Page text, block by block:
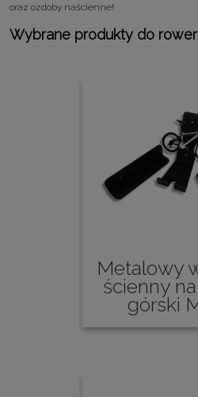
oraz ozdoby naścienne!
Wybrane produkty do rower